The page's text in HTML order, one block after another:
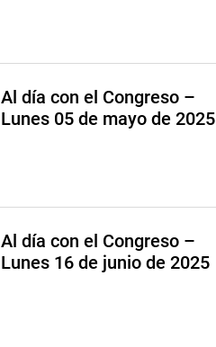
Al día con el Congreso –
Lunes 05 de mayo de 2025
Al día con el Congreso –
Lunes 16 de junio de 2025